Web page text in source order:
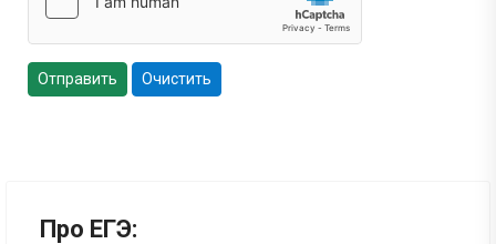
Отправить Очистить
Про ЕГЭ: